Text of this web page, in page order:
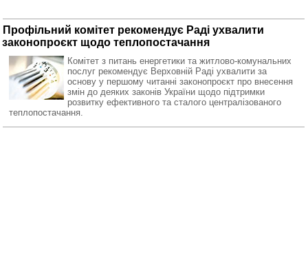
Профільний комітет рекомендує Раді ухвалити
законопроєкт щодо теплопостачання
Комітет з питань енергетики та житлово-комунальних
послуг рекомендує Верховній Раді ухвалити за
основу у першому читанні законопроєкт про внесення
змін до деяких законів України щодо підтримки
розвитку ефективного та сталого централізованого
теплопостачання.